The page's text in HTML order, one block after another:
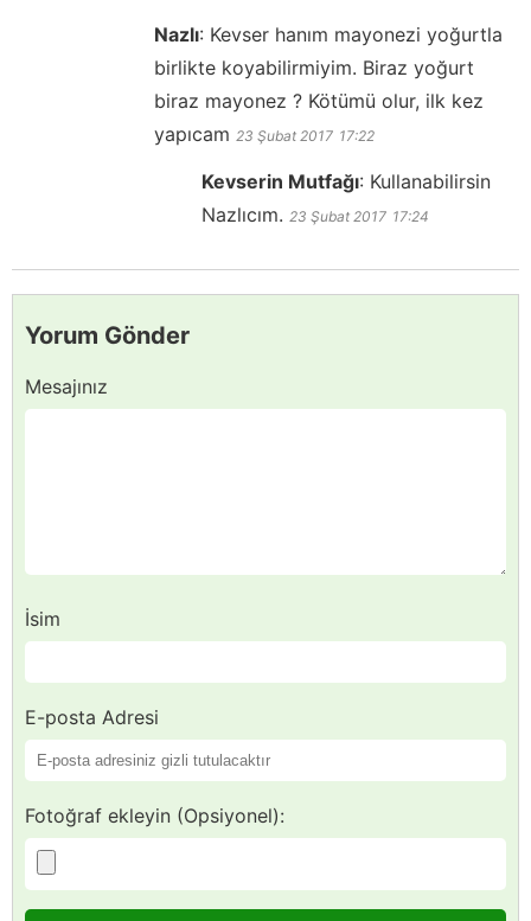
Nazlı: Kevser hanım mayonezi yoğurtla
birlikte koyabilirmiyim. Biraz yoğurt
biraz mayonez ? Kötümü olur, ilk kez
yapıcam 23 Şubat 2017 17:22
Kevserin Mutfağı: Kullanabilirsin
Nazlıcım. 23 Şubat 2017 17:24
Yorum Gönder
Mesajınız
İsim
E-posta Adresi
Fotoğraf ekleyin (Opsiyonel):